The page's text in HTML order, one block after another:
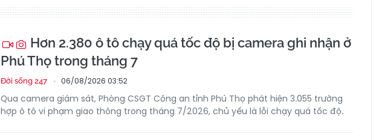
Hơn 2.380 ô tô chạy quá tốc độ bị camera ghi nhận ở
Phú Thọ trong tháng 7
Đời sống 247 06/08/2026 03:52
Qua camera giám sát, Phòng CSGT Công an tỉnh Phú Thọ phát hiện 3.055 trường
hợp ô tô vi phạm giao thông trong tháng 7/2026, chủ yếu là lỗi chạy quá tốc độ.